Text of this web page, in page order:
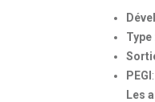
Type
PEGI
Les